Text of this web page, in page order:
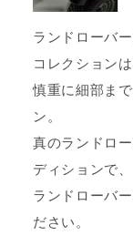
ランドローバ
コレクション
慎重に細部ま
ン。
真のランドロ
ディションで、
ランドローバ
ださい。